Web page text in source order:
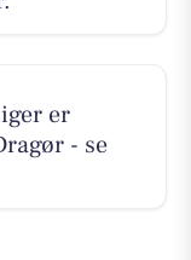
er
- se